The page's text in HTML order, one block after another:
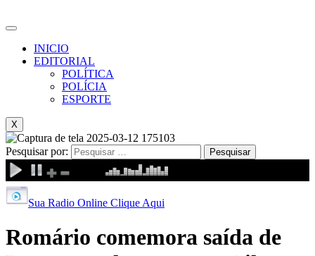
INICIO
EDITORIAL
POLÍTICA
POLÍCIA
ESPORTE
X
Pesquisar por:
Sua Radio Online Clique Aqui
Romário comemora saída de